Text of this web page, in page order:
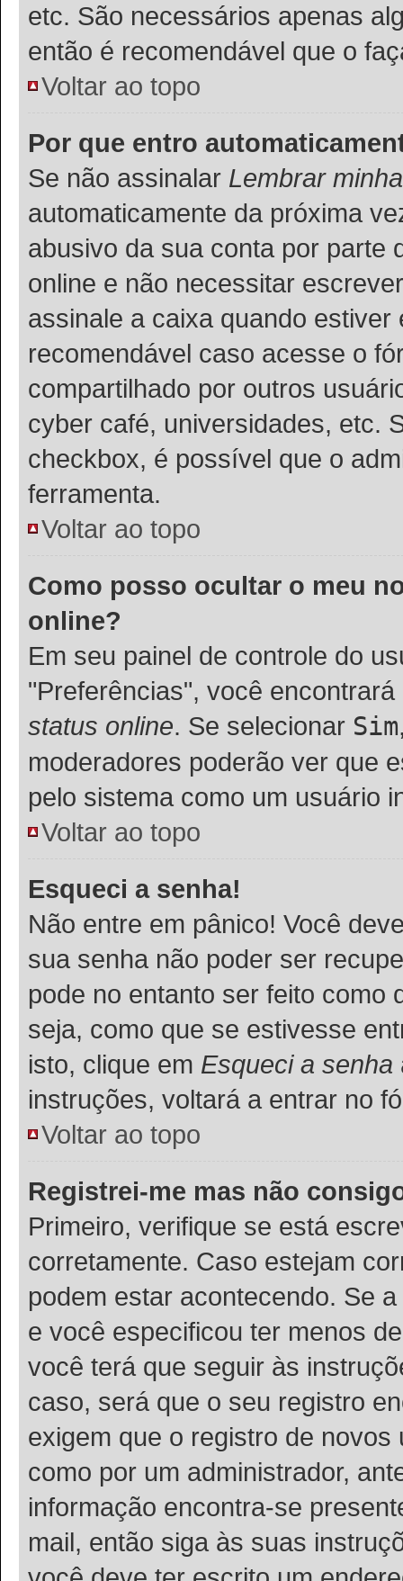
etc. São necessários apenas
então é recomendável que o
Voltar ao topo
Por que entro
Se não assinalar Lembrar
automaticamente da próxima
abusivo da sua conta por parte
online e não necessitar
assinale a caixa quando
recomendável caso acesse o
compartilhado por outros
cyber café, universidades, etc.
checkbox, é possível que o
ferramenta.
Voltar ao topo
Como posso ocultar o meu
online?
Em seu painel de controle do
"Preferências", você
status online. Se selecionar Sim
moderadores poderão ver que
pelo sistema como um usuário
Voltar ao topo
Esqueci a senha!
Não entre em pânico! Você
sua senha não poder ser
pode no entanto ser feito como
seja, como que se estivesse
isto, clique em Esqueci a senha
instruções, voltará a entrar no
Voltar ao topo
Registrei-me mas não
Primeiro, verifique se está
corretamente. Caso estejam
podem estar acontecendo. Se
e você especificou ter menos
você terá que seguir às
caso, será que o seu registro
exigem que o registro de
como por um administrador,
informação encontra-se
mail, então siga às suas